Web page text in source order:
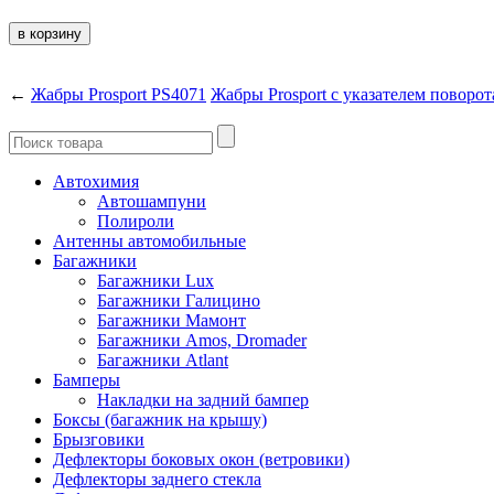
← Жабры Prosport PS4071 Жабры Prosport с указателем
Автохимия
Автошампуни
Полироли
Антенны автомобильные
Багажники
Багажники Lux
Багажники Галицино
Багажники Мамонт
Багажники Amos, Dromader
Багажники Atlant
Бамперы
Накладки на задний бампер
Боксы (багажник на крышу)
Брызговики
Дефлекторы боковых окон (ветровики)
Дефлекторы заднего стекла